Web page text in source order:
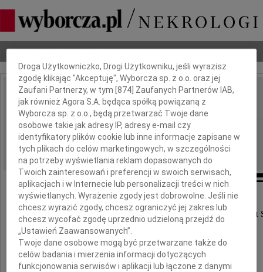
Nekrologi Odeszli Poradnik pogrzebowy
IMIĘ I NAZWISKO: Stefania Świątkowska
REGION: Warszawa
DATA EMISJI: 08.08.2009
W dniu 6 sierpnia 2009 roku zmarła w wieku 95 lat
Dbamy o Twoją prywatność
Droga Użytkowniczko, Drogi Użytkowniku, jeśli wyrazisz
zgodę klikając "Akceptuję", Wyborcza sp. z o.o. oraz jej
Zaufani Partnerzy, w tym [874 ] Zaufanych Partnerów IAB,
jak również Agora S.A. będąca spółką powiązaną z
Wyborcza sp. z o.o., będą przetwarzać Twoje dane
osobowe takie jak adresy IP, adresy e-mail czy
identyfikatory plików cookie lub inne informacje zapisane w
tych plikach do celów marketingowych, w szczególności
na potrzeby wyświetlania reklam dopasowanych do
Twoich zainteresowań i preferencji w swoich serwisach,
aplikacjach i w Internecie lub personalizacji treści w nich
wyświetlanych. Wyrażenie zgody jest dobrowolne. Jeśli nie
chcesz wyrazić zgody, chcesz ograniczyć jej zakres lub
chcesz wycofać zgodę uprzednio udzieloną przejdź do
„Ustawień Zaawansowanych”.
Twoje dane osobowe mogą być przetwarzane także do
celów badania i mierzenia informacji dotyczących
funkcjonowania serwisów i aplikacji lub łączone z danymi